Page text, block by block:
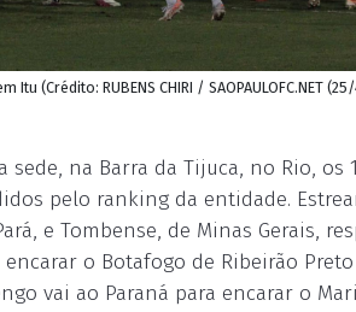
(Crédito: RUBENS CHIRI / SAOPAULOFC.NET
sede, na Barra da Tijuca, no Rio,
pelo ranking da entidade.
e Tombense, de Minas Gerais,
o Botafogo de Ribeirão
vai ao Paraná para encarar o